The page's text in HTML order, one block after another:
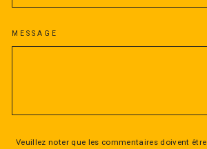
MESSAGE
Veuillez noter que les commentaires doivent